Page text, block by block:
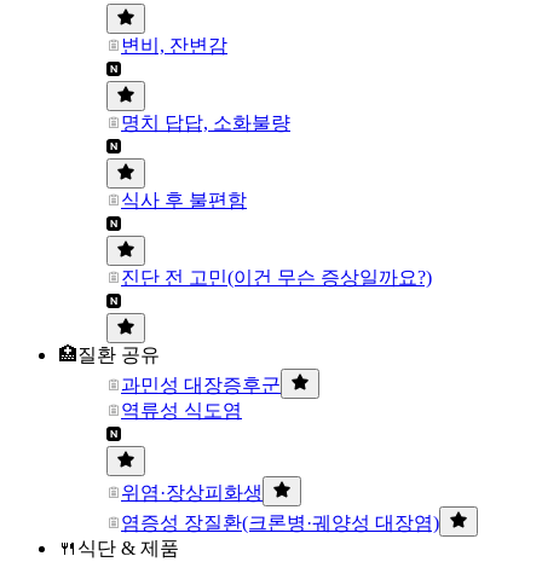
변비, 잔변감
명치 답답, 소화불량
식사 후 불편함
진단 전 고민(이건 무슨 증상일까요?)
🏥질환 공유
과민성 대장증후군
역류성 식도염
위염·장상피화생
염증성 장질환(크론병·궤양성 대장염)
🍴식단 & 제품